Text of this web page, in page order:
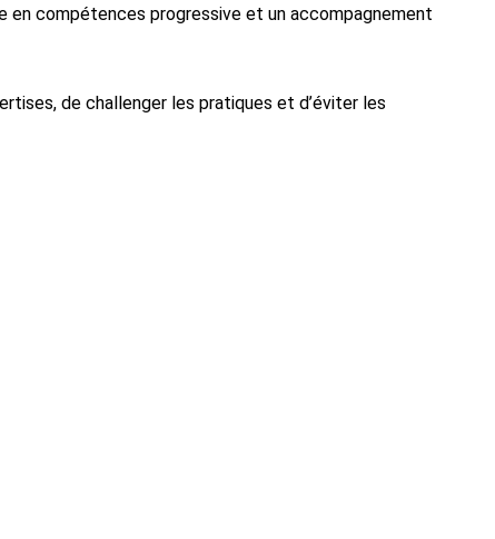
en compétences progressive et un accompagnement
de challenger les pratiques et d’éviter les